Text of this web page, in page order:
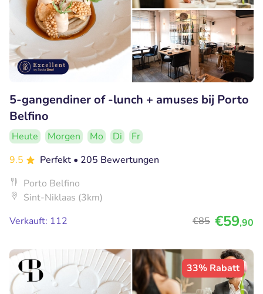
5-gangendiner of -lunch + amuses bij Porto
Belfino
Heute Morgen Mo Di
Fr
9.5
Perfekt • 205 Bewertungen
Porto Belfino
Sint-Niklaas (3km)
Verkauft: 112
€85 €59,90
33% Rabatt